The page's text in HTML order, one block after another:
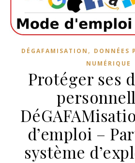
DÉGAFAMISATION , DONNÉES
NUMÉRIQUE
Protéger ses
d’emploi –
système